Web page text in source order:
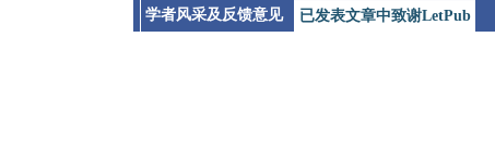
学者风采及反馈意见 已发表文章中致谢LetPub